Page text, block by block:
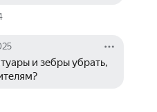
и зебры убрать,